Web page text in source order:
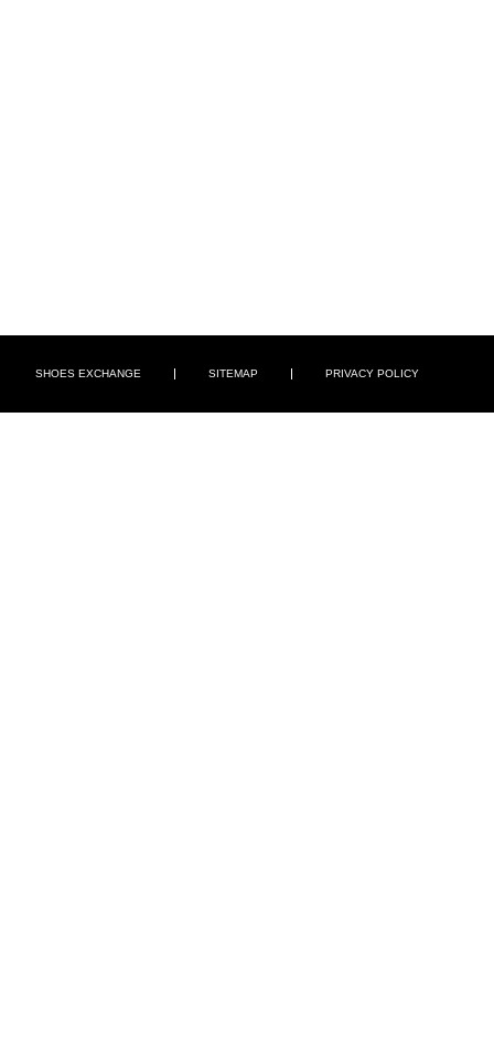
SHOES EXCHANGE SITEMAP PRIVACY POLICY